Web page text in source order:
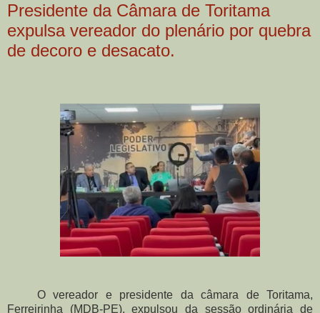
Presidente da Câmara de Toritama
expulsa vereador do plenário por quebra
de decoro e desacato.
O vereador e presidente da câmara de Toritama,
Ferreirinha (MDB-PE), expulsou da sessão ordinária de